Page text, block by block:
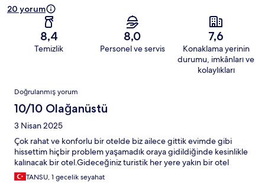
20 yorum
8,4
Temizlik
8,0
Personel ve servis
7,6
Konaklama yerinin
durumu, imkânları ve
kolaylıkları
Yorumlar
Doğrulanmış yorum
10/10 Olağanüstü
3 Nisan 2025
Çok rahat ve konforlu bir otelde biz ailece gittik evimde gibi
hissettim hiçbir problem yaşamadık oraya gidildiğinde kesinlikle
kalınacak bir otel.Gideceğiniz turistik her yere yakın bir otel
TANSU, 1 gecelik seyahat